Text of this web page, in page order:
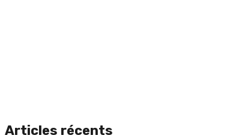
Articles récents